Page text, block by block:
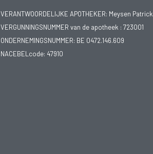
VERANTWOORDELIJKE APOTHEKER: Meysen Patrick
VERGUNNINGSNUMMER van de apotheek : 723001
ONDERNEMINGSNUMMER: BE 0472.146.609
NACEBELcode: 47910